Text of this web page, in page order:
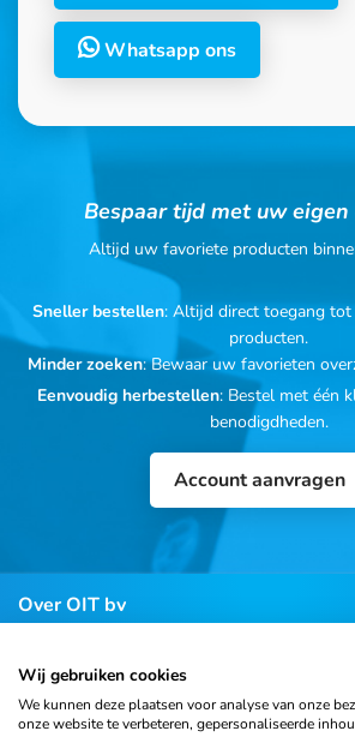
Whatsapp ons
Bespaar tijd met uw
Altijd uw favoriete producten
Sneller bestellen: Altijd direct toegang
producten.
Minder zoeken: Bewaar uw favorieten
Eenvoudig herbestellen: Bestel met één
benodigdheden.
Account aanvragen
Over OIT bv
Klantenservice
Wij gebruiken cookies
We kunnen deze plaatsen voor analyse van onze
onze website te verbeteren, gepersonaliseerde